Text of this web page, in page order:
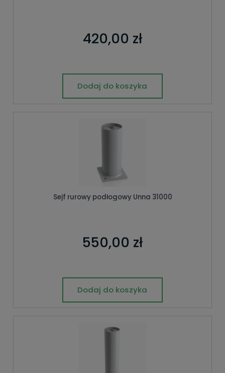
420,00 zł
Dodaj do koszyka
Sejf rurowy podłogowy Unna 31000
550,00 zł
Dodaj do koszyka